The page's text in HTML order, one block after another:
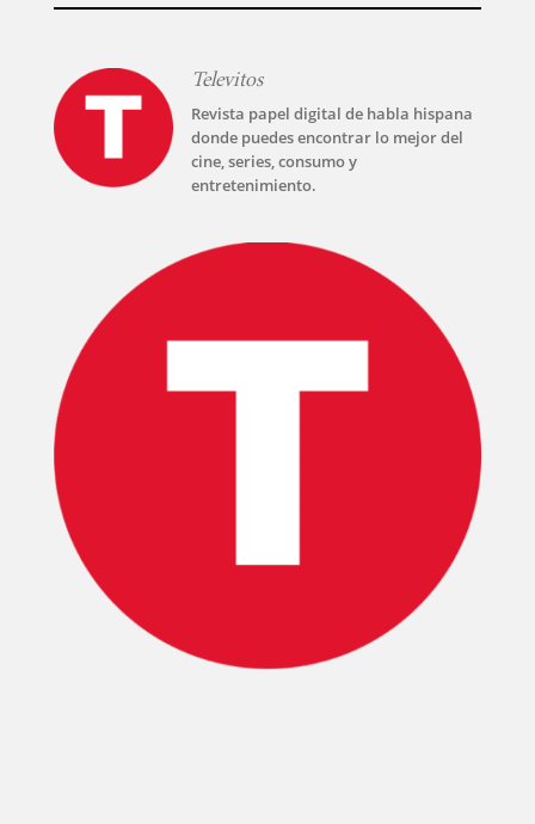
TECNOVITOS
T-
EVENTOS
Televitos
Revista papel digital de habla hispana
donde puedes encontrar lo mejor del
cine, series, consumo y
entretenimiento.